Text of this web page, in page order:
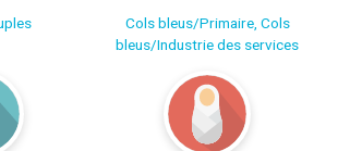
Cols bleus/Primaire, Cols
bleus/Industrie des services